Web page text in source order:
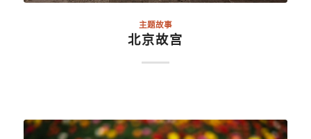
主题故事
北京故宫